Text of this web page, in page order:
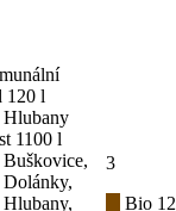
120 l
Hlubany
1100 l
Buškovice,
Dolánky,
Hlubany,
3
Bio